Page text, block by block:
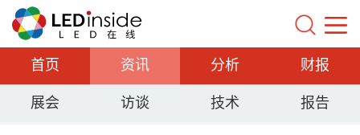
首页 资讯 分析 财报
展会 访谈 技术 报告